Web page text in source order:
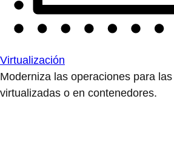
Virtualización
Moderniza las operaciones para
virtualizadas o en contenedores.